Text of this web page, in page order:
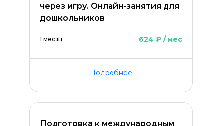
через игру. Онлайн-занятия для
дошкольников
1 месяц 624 ₽ / мес
Подробнее
Подготовка к международным
ОСТАВИТЬ КОММЕНТАРИЙ